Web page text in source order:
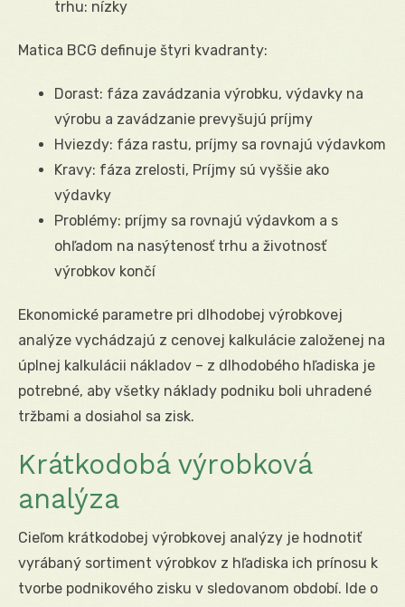
trhu: nízky
Matica BCG definuje štyri kvadranty:
Dorast: fáza zavádzania výrobku, výdavky na
výrobu a zavádzanie prevyšujú príjmy
Hviezdy: fáza rastu, príjmy sa rovnajú výdavkom
Kravy: fáza zrelosti, Príjmy sú vyššie ako
výdavky
Problémy: príjmy sa rovnajú výdavkom a s
ohľadom na nasýtenosť trhu a životnosť
výrobkov končí
Ekonomické parametre pri dlhodobej výrobkovej
analýze vychádzajú z cenovej kalkulácie založenej na
úplnej kalkulácii nákladov – z dlhodobého hľadiska je
potrebné, aby všetky náklady podniku boli uhradené
tržbami a dosiahol sa zisk.
Krátkodobá výrobková
analýza
Cieľom krátkodobej výrobkovej analýzy je hodnotiť
vyrábaný sortiment výrobkov z hľadiska ich prínosu k
tvorbe podnikového zisku v sledovanom období. Ide o